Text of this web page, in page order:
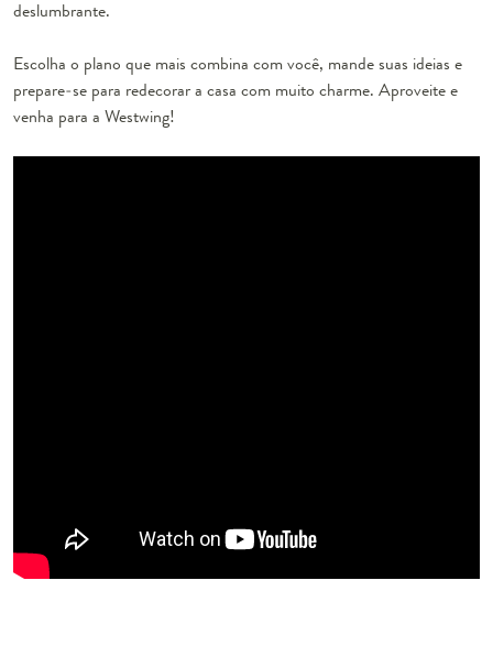
deslumbrante.
Escolha o plano que mais combina com você, mande suas ideias e
prepare-se para redecorar a casa com muito charme. Aproveite e
venha para a Westwing!